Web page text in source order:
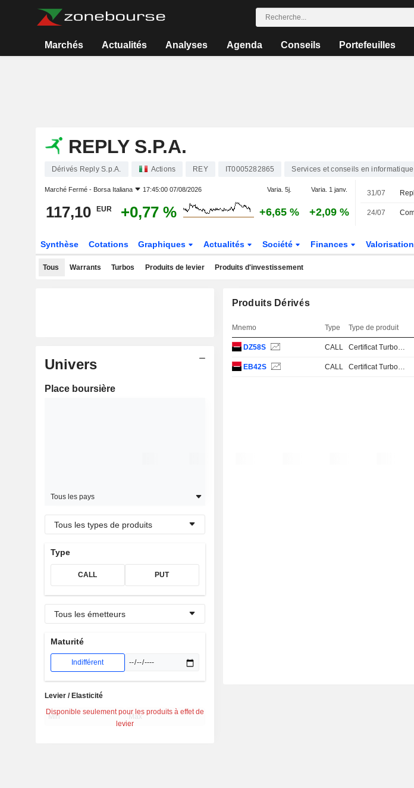
Marchés Actualités Analyses Agenda Conseils Portefeuilles
REPLY S.P.A.
Dérivés Reply S.p.A. Actions REY IT0005282865 Services et conseils en informatique
Marché Fermé - Borsa Italiana 17:45:00 07/08/2026 Varia. 5j. Varia. 1 janv.
117,10 EUR +0,77 % +6,65 % +2,09 %
31/07
24/07
Synthèse Cotations Graphiques Actualités Société Finances Valorisation
Tous Warrants Turbos Produits de levier Produits d'investissement
Univers
Place boursière
Tous les pays
Tous les types de produits
Type
CALL PUT
Tous les émetteurs
Maturité
Indifférent
Disponible seulement pour les produits à effet de
levier
Levier / Elasticité
Produits Dérivés
Mnemo Type Type de produit
DZ58S CALL Certificat Turbo Stop Loss
EB42S CALL Certificat Turbo Stop Loss